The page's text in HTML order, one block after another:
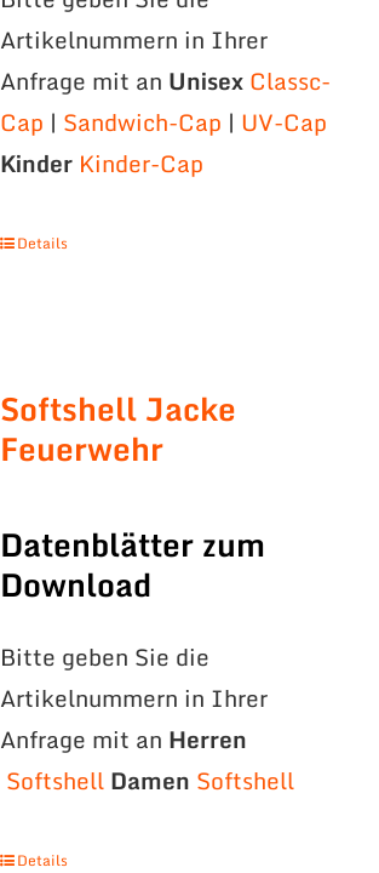
Artikelnummern in Ihrer
Anfrage mit an UnisexClassc-
Cap | Sandwich-Cap | UV-Cap
Kinder Kinder-Cap
Details
Softshell Jacke
Feuerwehr
Datenblätter zum
Download
Bitte geben Sie die
Artikelnummern in Ihrer
Anfrage mit an Herren
Softshell Damen Softshell
Details